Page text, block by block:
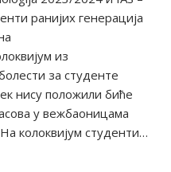
ранијих генерација
из
за студенте
нису положили биће
у вежбаоницама
колоквијум студенти…